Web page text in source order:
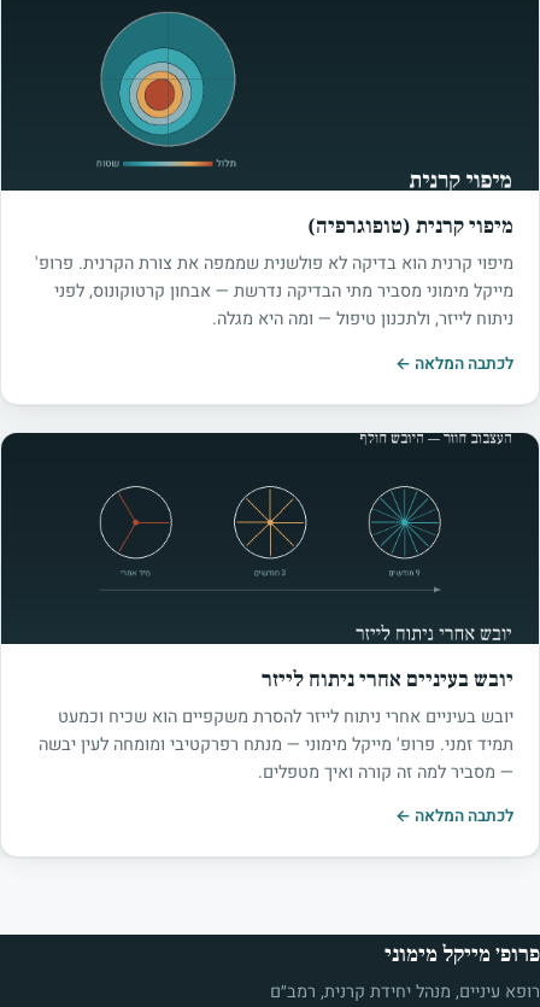
מיפוי קרנית (טופוגרפיה)
מיפוי קרנית הוא בדיקה לא פולשנית שממפה את צורת הקרנית. פרופ'
מייקל מימוני מסביר מתי הבדיקה נדרשת — אבחון קרטוקונוס, לפני
ניתוח לייזר, ולתכנון טיפול — ומה היא מגלה.
לכתבה המלאה ←
יובש בעיניים אחרי ניתוח לייזר
יובש בעיניים אחרי ניתוח לייזר להסרת משקפיים הוא שכיח וכמעט
תמיד זמני. פרופ' מייקל מימוני — מנתח רפרקטיבי ומומחה לעין יבשה
— מסביר למה זה קורה ואיך מטפלים.
לכתבה המלאה ←
פרופ׳ מייקל מימוני
רופא עיניים, מנהל יחידת קרנית, רמב״ם